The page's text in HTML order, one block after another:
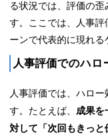
る状況では、評価の歪
す。ここでは、人事
ーンで代表的に現れる
人事評価でのハロ
人事評価では、ハロ
す。たとえば、 成果を
対して「次回もきっ